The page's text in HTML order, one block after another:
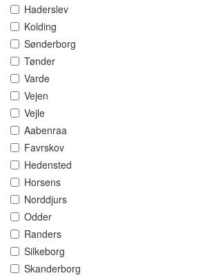
Haderslev
Kolding
Sønderborg
Tønder
Varde
Vejen
Vejle
Aabenraa
Favrskov
Hedensted
Horsens
Norddjurs
Odder
Randers
Silkeborg
Skanderborg